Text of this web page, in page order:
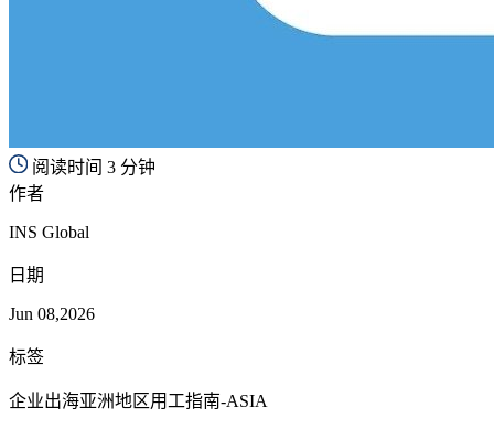
阅读时间 3 分钟
作者
INS Global
日期
Jun 08,2026
标签
企业出海亚洲地区用工指南-ASIA